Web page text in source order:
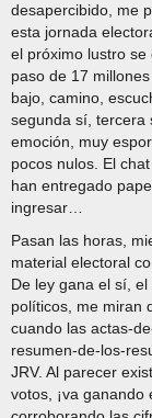
desapercibido, me
esta jornada
el próximo lustro
paso de 17
bajo, camino,
segunda sí, tercera
emoción, muy
pocos nulos. El
han entregado
ingresar…
Pasan las horas,
material electoral
De ley gana el sí,
políticos, me miran
cuando las actas-
resumen-de-los-
JRV. Al parecer
votos, ¡va ganando